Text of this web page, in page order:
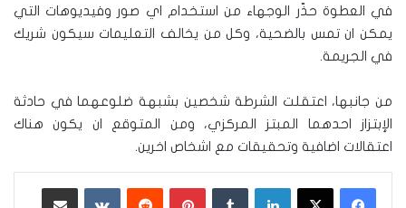
في العطوة حذّر الوجهاء من استخدام اي صور وفيديوهات التي
يمكن ان تمس بالضحية، وكل من يخالف التعليمات سيكون شريك
في الجريمة.
من جانبها، اعتقلت الشرطة شخصين بشبهة ضلوعهما في حادثة
الإبتزاز احدهما المبتز المركزي، ومن المتوقع ان يكون هناك
اعتقالات اضافية وتحقيقات مع اشخاص اخرين.
لينكدإن بينتيريست ‏VKontakte